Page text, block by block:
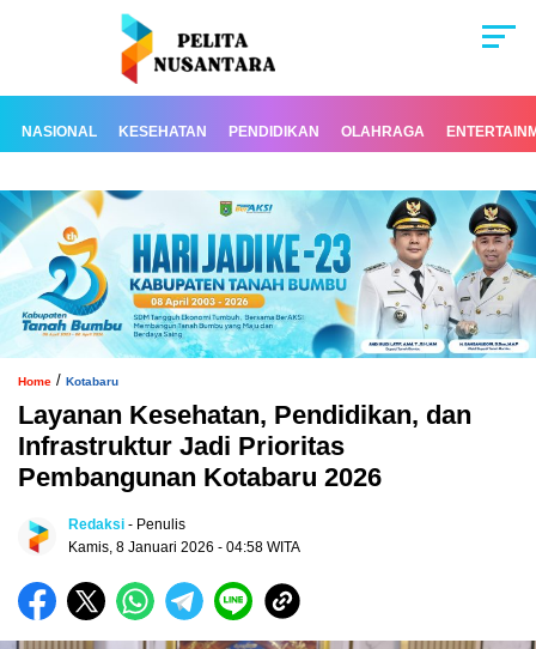
NASIONAL KESEHATAN PENDIDIKAN OLAHRAGA
Home / Kotabaru
Layanan Kesehatan, Pendidikan, dan
Infrastruktur Jadi Prioritas
Pembangunan Kotabaru 2026
Redaksi - Penulis
Kamis, 8 Januari 2026 - 04:58 WITA